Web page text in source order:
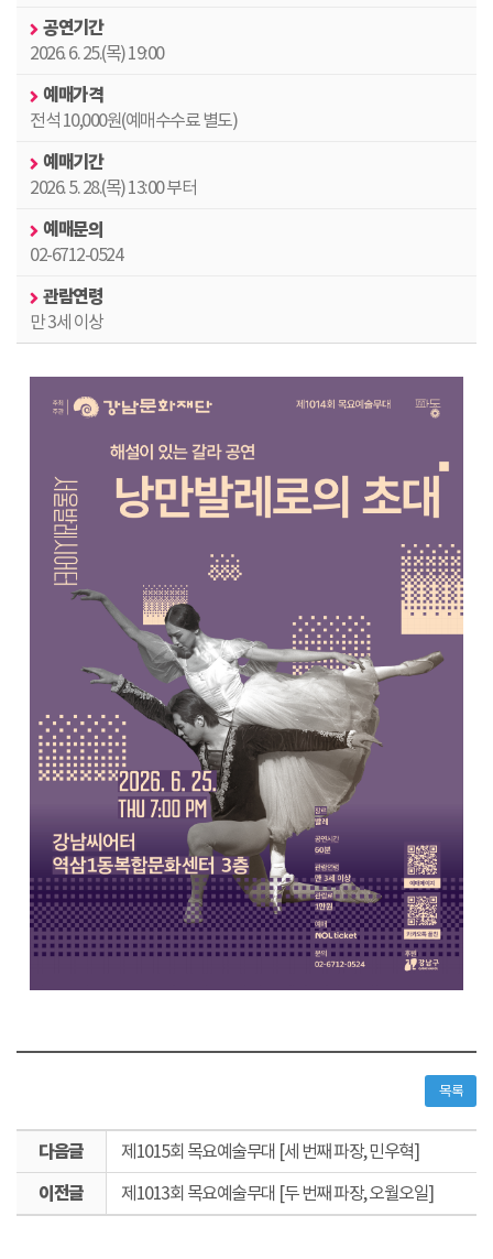
공연기간
2026. 6. 25.(목) 19:00
예매가격
전석 10,000원(예매수수료 별도)
예매기간
2026. 5. 28.(목) 13:00 부터
예매문의
02-6712-0524
관람연령
만 3세 이상
목록
제1015회 목요예술무대 [세 번째 파장, 민우혁]
제1013회 목요예술무대 [두 번째 파장, 오월오일]